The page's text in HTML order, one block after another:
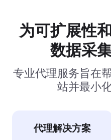
为可扩展性
数据采
专业代理服务旨在
站并最小
代理解决方案